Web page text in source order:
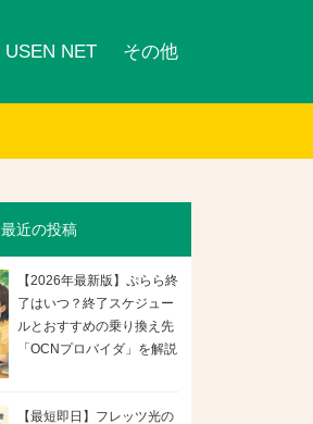
USEN NET その他
最近の投稿
【2026年最新版】ぷらら終
了はいつ？終了スケジュー
ルとおすすめの乗り換え先
「OCNプロバイダ」を解説
【最短即日】フレッツ光の